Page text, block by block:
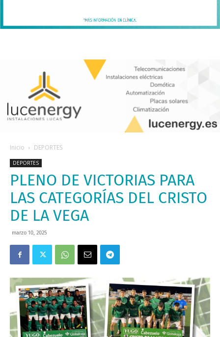
Inicio DEPORTES
DEPORTES
PLENO DE VICTORIAS PARA
LAS CATEGORÍAS DEL CRISTO
DE LA VEGA
marzo 10, 2025